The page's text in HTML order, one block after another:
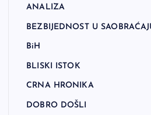
ANALIZA
BEZBIJEDNOST U
BiH
BLISKI ISTOK
CRNA HRONIKA
DOBRO DOŠLI